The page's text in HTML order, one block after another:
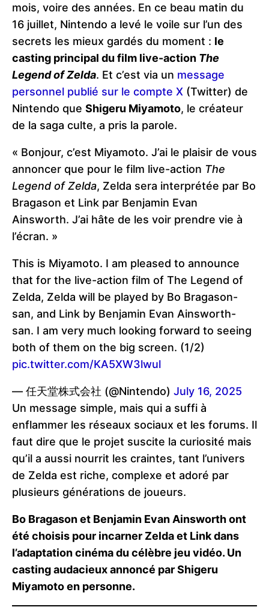
mois, voire des années. En ce beau matin du
16 juillet, Nintendo a levé le voile sur l’un des
secrets les mieux gardés du moment : le
casting principal du film live-action The
Legend of Zelda. Et c’est via un message
personnel publié sur le compte X (Twitter) de
Nintendo que Shigeru Miyamoto, le créateur
de la saga culte, a pris la parole.
« Bonjour, c’est Miyamoto. J’ai le plaisir de vous
annoncer que pour le film live-action The
Legend of Zelda, Zelda sera interprétée par Bo
Bragason et Link par Benjamin Evan
Ainsworth. J’ai hâte de les voir prendre vie à
l’écran. »
This is Miyamoto. I am pleased to announce
that for the live-action film of The Legend of
Zelda, Zelda will be played by Bo Bragason-
san, and Link by Benjamin Evan Ainsworth-
san. I am very much looking forward to seeing
both of them on the big screen. (1/2)
pic.twitter.com/KA5XW3lwul
— 任天堂株式会社 (@Nintendo) July 16, 2025
Un message simple, mais qui a suffi à
enflammer les réseaux sociaux et les forums. Il
faut dire que le projet suscite la curiosité mais
qu’il a aussi nourrit les craintes, tant l’univers
de Zelda est riche, complexe et adoré par
plusieurs générations de joueurs.
Bo Bragason et Benjamin Evan Ainsworth ont
été choisis pour incarner Zelda et Link dans
l’adaptation cinéma du célèbre jeu vidéo. Un
casting audacieux annoncé par Shigeru
Miyamoto en personne.